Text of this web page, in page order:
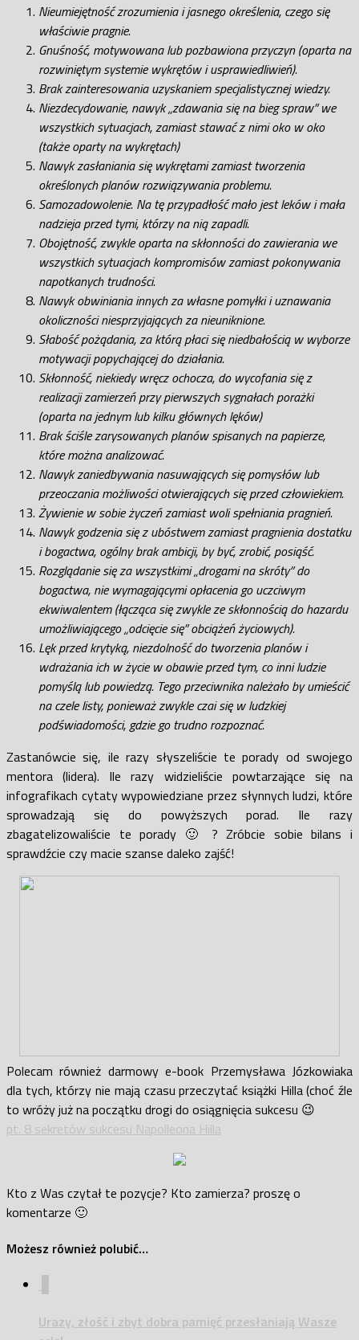
Nieumiejętność zrozumienia i jasnego określenia, czego się
właściwie pragnie.
Gnuśność, motywowana lub pozbawiona przyczyn (oparta na
rozwiniętym systemie wykrętów i usprawiedliwień).
Brak zainteresowania uzyskaniem specjalistycznej wiedzy.
Niezdecydowanie, nawyk „zdawania się na bieg spraw” we
wszystkich sytuacjach, zamiast stawać z nimi oko w oko
(także oparty na wykrętach)
Nawyk zasłaniania się wykrętami zamiast tworzenia
określonych planów rozwiązywania problemu.
Samozadowolenie. Na tę przypadłość mało jest leków i mała
nadzieja przed tymi, którzy na nią zapadli.
Obojętność, zwykle oparta na skłonności do zawierania we
wszystkich sytuacjach kompromisów zamiast pokonywania
napotkanych trudności.
Nawyk obwiniania innych za własne pomyłki i uznawania
okoliczności niesprzyjających za nieuniknione.
Słabość pożądania, za którą płaci się niedbałością w wyborze
motywacji popychającej do działania.
Skłonność, niekiedy wręcz ochocza, do wycofania się z
realizacji zamierzeń przy pierwszych sygnałach porażki
(oparta na jednym lub kilku głównych lęków)
Brak ściśle zarysowanych planów spisanych na papierze,
które można analizować.
Nawyk zaniedbywania nasuwających się pomysłów lub
przeoczania możliwości otwierających się przed człowiekiem.
Żywienie w sobie życzeń zamiast woli spełniania pragnień.
Nawyk godzenia się z ubóstwem zamiast pragnienia dostatku
i bogactwa, ogólny brak ambicji, by być, zrobić, posiąść.
Rozglądanie się za wszystkimi „drogami na skróty” do
bogactwa, nie wymagającymi opłacenia go uczciwym
ekwiwalentem (łącząca się zwykle ze skłonnością do hazardu
umożliwiającego „odcięcie się” obciążeń życiowych).
Lęk przed krytyką, niezdolność do tworzenia planów i
wdrażania ich w życie w obawie przed tym, co inni ludzie
pomyślą lub powiedzą. Tego przeciwnika należało by umieścić
na czele listy, ponieważ zwykle czai się w ludzkiej
podświadomości, gdzie go trudno rozpoznać.
Zastanówcie się, ile razy słyszeliście te porady od swojego
mentora (lidera). Ile razy widzieliście powtarzające się na
infografikach cytaty wypowiedziane przez słynnych ludzi, które
sprowadzają się do powyższych porad. Ile razy
zbagatelizowaliście te porady 🙂 ? Zróbcie sobie bilans i
sprawdźcie czy macie szanse daleko zajść!
Polecam również darmowy e-book Przemysława Józkowiaka
dla tych, którzy nie mają czasu przeczytać książki Hilla (choć źle
to wróży już na początku drogi do osiągnięcia sukcesu 😉
pt. 8 sekretów sukcesu Napolleona Hilla
Kto z Was czytał te pozycje? Kto zamierza? proszę o
komentarze 🙂
Możesz również polubić…
Urazy, złość i zbyt dobra pamięć przesłaniają Wasze